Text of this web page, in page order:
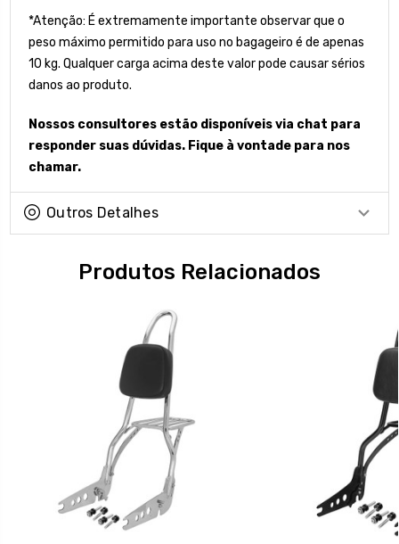
*Atenção: É extremamente importante observar que o
peso máximo permitido para uso no bagageiro é de apenas
10 kg. Qualquer carga acima deste valor pode causar sérios
danos ao produto.
Nossos consultores estão disponíveis via chat para
responder suas dúvidas. Fique à vontade para nos
chamar.
Outros Detalhes
Produtos Relacionados